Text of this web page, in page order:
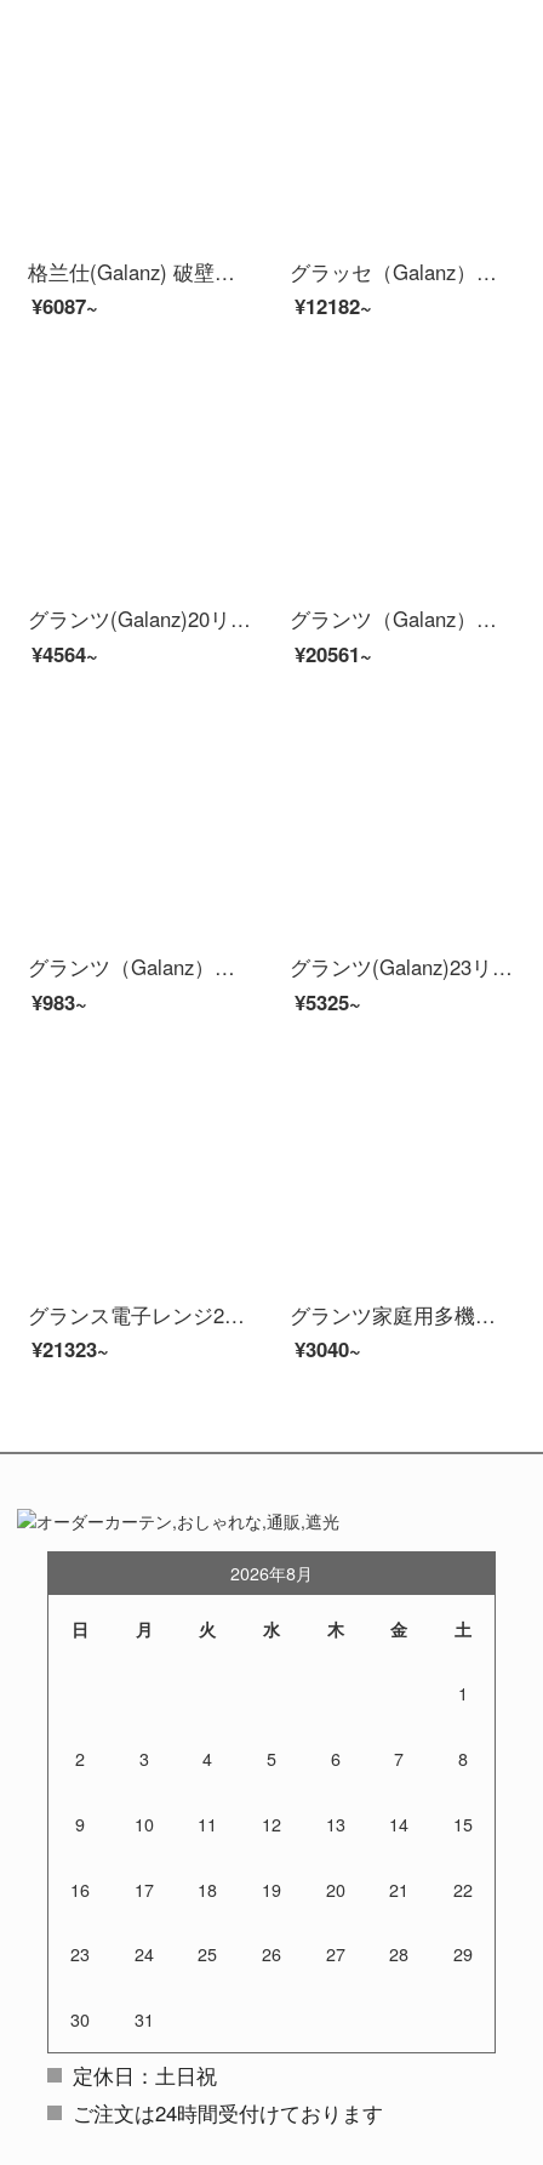
格兰仕(Galanz) 破壁机多功能家用加热豆浆机 榨汁机果汁机 一键自动清洗P15TQ【企业专享】
¥6087~
グラッセ（Galanz）トースターとラーメンマシンの朝食機家庭用全自動投撒果知能メニューWMB 1501
¥12182~
グランツ(Galanz)20リットル家庭用ミニレトロ電子レンジスマートメニュー快速解凍P 700 F 20 EL-KJ(W 0)
¥4564~
グランツ（Galanz）家庭用多機能鍋多用途鍋を鍋から分離することができます。
¥20561~
グランツ（Galanz）多用途鍋多機能家庭用電気鍋鍋電気鍋鍋鍋鍋鍋を分割して、鍋体がくっつかないようにして、電気鍋を煮ます。CFK-120 AG
¥983~
グランツ(Galanz)23リットル家庭用電子レンジステンレス内胆光波炉スマートボタン微焼一体G 80 F 23 CSP-Q 5(R 0)
¥5325~
グランス電子レンジ23リットル大容量光波炉インテリジェントコンバート栄養解凍光波バーベキューステンレス内胆電子レンジオーブン一体機R 6(B 4)黒
¥21323~
グランツ家庭用多機能オーブン32リットル大容量専門焙煎低温発酵制御独立型照明炉ランプ付き回転焼きフォークK 1 F
¥3040~
2026年8月
日 月 火 水 木 金 土
1
2 3 4 5 6 7 8
9 10 11 12 13 14 15
16 17 18 19 20 21 22
23 24 25 26 27 28 29
30 31
定休日：土日祝
ご注文は24時間受付けております